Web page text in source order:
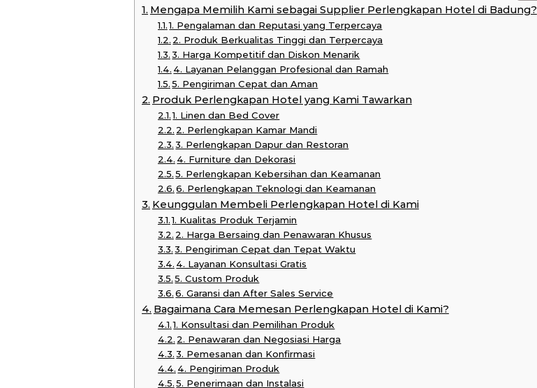
Mengapa Memilih Kami sebagai Supplier Perlengkapan Hotel di Badung?
1. Pengalaman dan Reputasi yang Terpercaya
2. Produk Berkualitas Tinggi dan Terpercaya
3. Harga Kompetitif dan Diskon Menarik
4. Layanan Pelanggan Profesional dan Ramah
5. Pengiriman Cepat dan Aman
Produk Perlengkapan Hotel yang Kami Tawarkan
1. Linen dan Bed Cover
2. Perlengkapan Kamar Mandi
3. Perlengkapan Dapur dan Restoran
4. Furniture dan Dekorasi
5. Perlengkapan Kebersihan dan Keamanan
6. Perlengkapan Teknologi dan Keamanan
Keunggulan Membeli Perlengkapan Hotel di Kami
1. Kualitas Produk Terjamin
2. Harga Bersaing dan Penawaran Khusus
3. Pengiriman Cepat dan Tepat Waktu
4. Layanan Konsultasi Gratis
5. Custom Produk
6. Garansi dan After Sales Service
Bagaimana Cara Memesan Perlengkapan Hotel di Kami?
1. Konsultasi dan Pemilihan Produk
2. Penawaran dan Negosiasi Harga
3. Pemesanan dan Konfirmasi
4. Pengiriman Produk
5. Penerimaan dan Instalasi